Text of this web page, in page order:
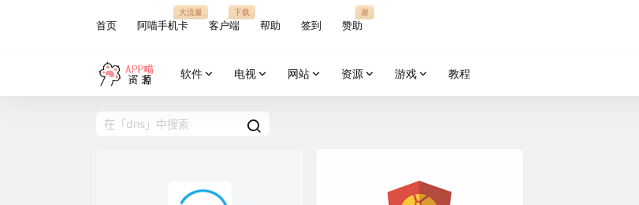
首页 阿喵手机卡
大流量
客户端
下载
帮助 签到 赞助
谢
软件 电视 网站 资源 游戏 教程